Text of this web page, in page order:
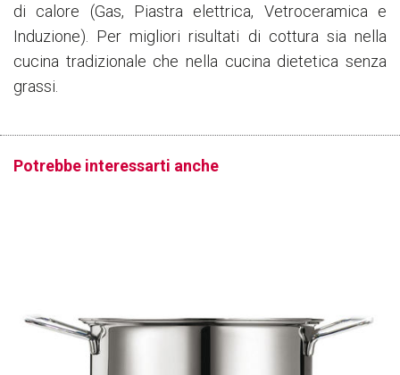
di calore (Gas, Piastra elettrica, Vetroceramica e
Induzione). Per migliori risultati di cottura sia nella
cucina tradizionale che nella cucina dietetica senza
grassi.
Potrebbe interessarti anche